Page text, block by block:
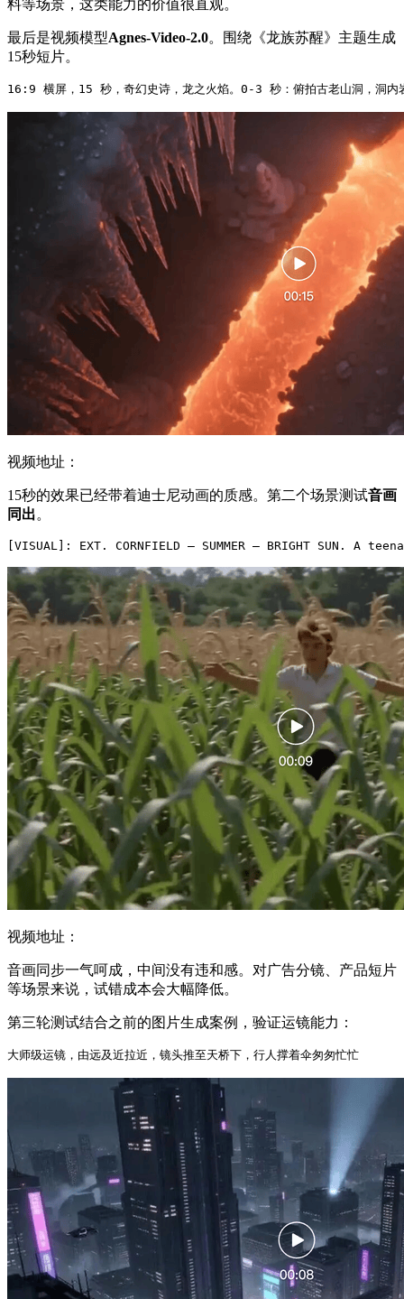
料等场景，这类能力的价值很直观。
最后是视频模型Agnes-Video-2.0。围绕《龙族苏醒》主题生成
15秒短片。
16 :9 横屏，15 秒，奇幻史诗，龙之火焰。0 -3 秒：俯拍古老山洞，洞内
视频地址：
15秒的效果已经带着迪士尼动画的质感。第二个场景测试音画
同出。
[VISUAL] : EXT . CORNFIELD – SUMMER – BRIGHT SUN . A
视频地址：
音画同步一气呵成，中间没有违和感。对广告分镜、产品短片
等场景来说，试错成本会大幅降低。
第三轮测试结合之前的图片生成案例，验证运镜能力：
大师级运镜，由远及近拉近，镜头推至天桥下，行人撑着伞匆匆忙忙